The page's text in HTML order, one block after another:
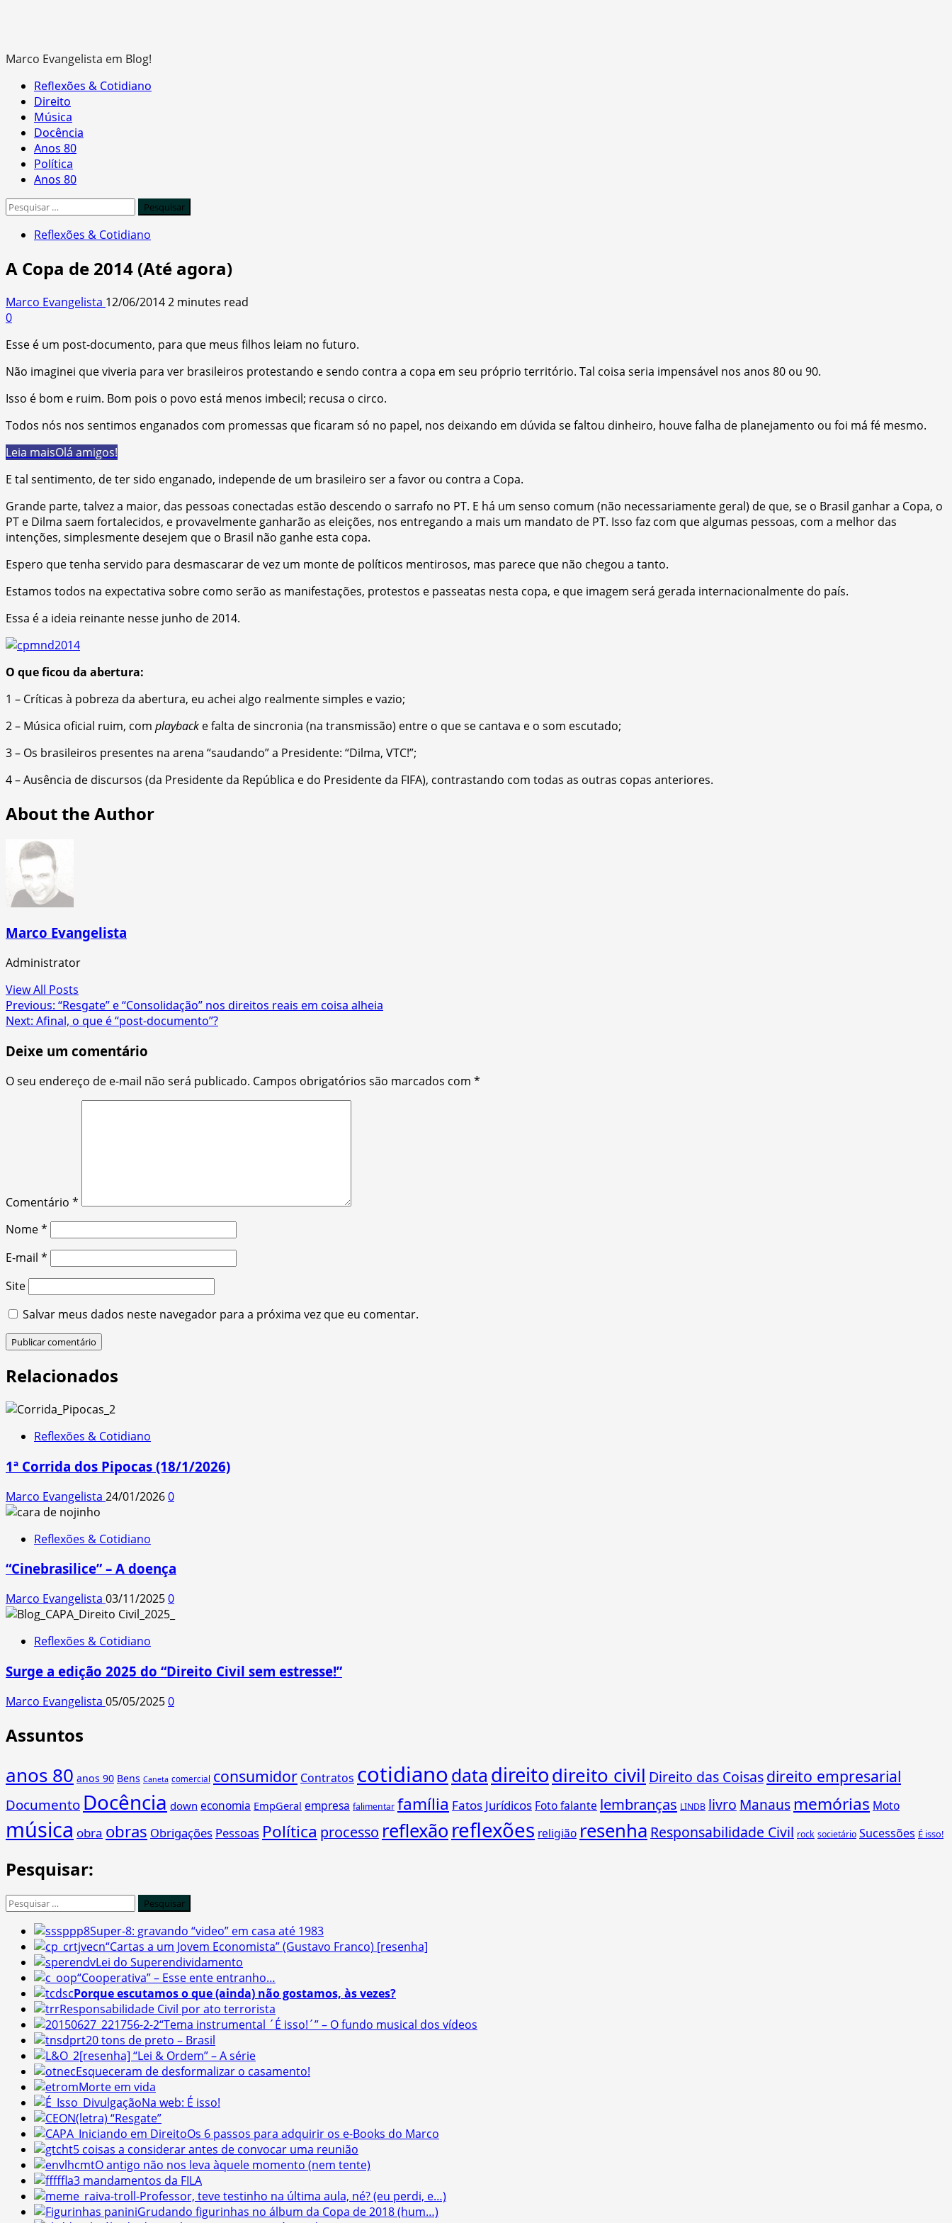
Marco Evangelista em Blog!
Primary
Menu
Reflexões & Cotidiano
Direito
Música
Docência
Anos 80
Política
Anos 80
Pesquisar
Reflexões & Cotidiano
A Copa de 2014 (Até agora)
Marco Evangelista 12/06/20142 minutes read
0
Esse é um post-documento, para que meus filhos leiam no futuro.
Não imaginei que viveria para ver brasileiros protestando e sendo contra a copa em seu próprio território. Tal coisa seria impensável nos anos 80 ou 90.
Isso é bom e ruim. Bom pois o povo está menos imbecil; recusa o circo.
Todos nós nos sentimos enganados com promessas que ficaram só no papel, nos deixando em dúvida se faltou dinheiro, houve falha de planejamento ou foi má fé mesmo.
Leia maisOlá amigos!
E tal sentimento, de ter sido enganado, independe de um brasileiro ser a favor ou contra a Copa.
Grande parte, talvez a maior, das pessoas conectadas estão descendo o sarrafo no PT. E há um senso comum (não necessariamente geral) de que, se o Brasil ganhar a Copa, o
PT e Dilma saem fortalecidos, e provavelmente ganharão as eleições, nos entregando a mais um mandato de PT. Isso faz com que algumas pessoas, com a melhor das
intenções, simplesmente desejem que o Brasil não ganhe esta copa.
Espero que tenha servido para desmascarar de vez um monte de políticos mentirosos, mas parece que não chegou a tanto.
Estamos todos na expectativa sobre como serão as manifestações, protestos e passeatas nesta copa, e que imagem será gerada internacionalmente do país.
Essa é a ideia reinante nesse junho de 2014.
O que ficou da abertura:
1 – Críticas à pobreza da abertura, eu achei algo realmente simples e vazio;
2 – Música oficial ruim, com playback e falta de sincronia (na transmissão) entre o que se cantava e o som escutado;
3 – Os brasileiros presentes na arena “saudando” a Presidente: “Dilma, VTC!”;
4 – Ausência de discursos (da Presidente da República e do Presidente da FIFA), contrastando com todas as outras copas anteriores.
About the Author
Marco Evangelista
Administrator
View All Posts
Post
navigation
Previous: “Resgate” e “Consolidação” nos direitos reais em coisa alheia
Next: Afinal, o que é “post-documento”?
Deixe um comentário
O seu endereço de e-mail não será publicado. Campos obrigatórios são marcados com *
Comentário *
Nome*
E-mail *
Site
Salvar meus dados neste navegador para a próxima vez que eu comentar.
Relacionados
Reflexões & Cotidiano
1ª Corrida dos Pipocas (18/1/2026)
Marco Evangelista 24/01/20260
Reflexões & Cotidiano
“Cinebrasilice” – A doença
Marco Evangelista 03/11/20250
Reflexões & Cotidiano
Surge a edição 2025 do “Direito Civil sem estresse!”
Marco Evangelista 05/05/20250
Assuntos
anos 80 anos 90 Bens Caneta comercial consumidor Contratos cotidianodata direitodireito civil Direito das Coisasdireito empresarial
Documento Docência down economia EmpGeral empresa falimentar família Fatos Jurídicos Foto falante lembranças LINDB livro Manaus memórias Moto
música obra obras Obrigações Pessoas Política processo reflexão reflexões religião resenha Responsabilidade Civil rock societário Sucessões É isso!
Pesquisar:
Pesquisar
Super-8: gravando “video” em casa até 1983
“Cartas a um Jovem Economista” (Gustavo Franco) [resenha]
Lei do Superendividamento
“Cooperativa” – Esse ente entranho…
Porque escutamos o que (ainda) não gostamos, às vezes?
Responsabilidade Civil por ato terrorista
“Tema instrumental ´É isso!´” – O fundo musical dos vídeos
20 tons de preto – Brasil
[resenha] “Lei & Ordem” – A série
Esqueceram de desformalizar o casamento!
Morte em vida
Na web: É isso!
(letra) “Resgate”
Os 6 passos para adquirir os e-Books do Marco
5 coisas a considerar antes de convocar uma reunião
O antigo não nos leva àquele momento (nem tente)
3 mandamentos da FILA
-Professor, teve testinho na última aula, né? (eu perdi, e…)
Grudando figurinhas no álbum da Copa de 2018 (hum…)